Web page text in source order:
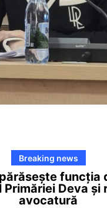
Breaking news
funcția
Primăriei Deva și
avocatură